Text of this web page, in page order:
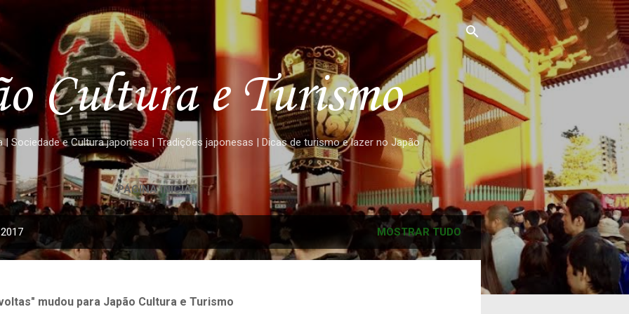
Pular para o conteúdo principal
Cultura e Turismo
| Sociedade e Cultura japonesa | Tradições japonesas | Dicas de turismo e lazer no Japão
PÁGINA INICIAL
MOSTRAR TUDO
mudou para Japão Cultura e Turismo